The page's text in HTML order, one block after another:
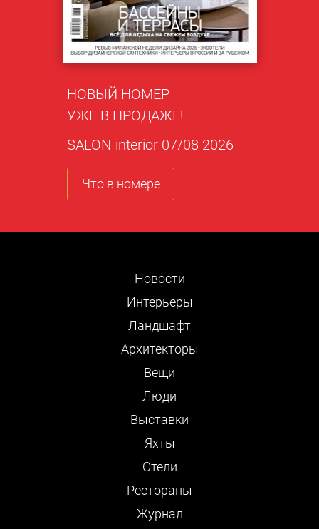
НОВЫЙ НОМЕР
УЖЕ В ПРОДАЖЕ!
SALON-interior 07/08 2026
Что в номере
Новости
Интерьеры
Ландшафт
Архитекторы
Вещи
Люди
Выставки
Яхты
Отели
Рестораны
Журнал